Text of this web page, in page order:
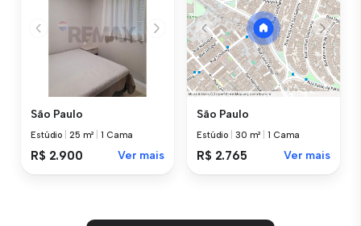
São Paulo
Estúdio 25 m² |1 Cama
R$ 2.900 Ver mais
São Paulo
Estúdio 30 m² |1 Cama
R$ 2.765 Ver mais